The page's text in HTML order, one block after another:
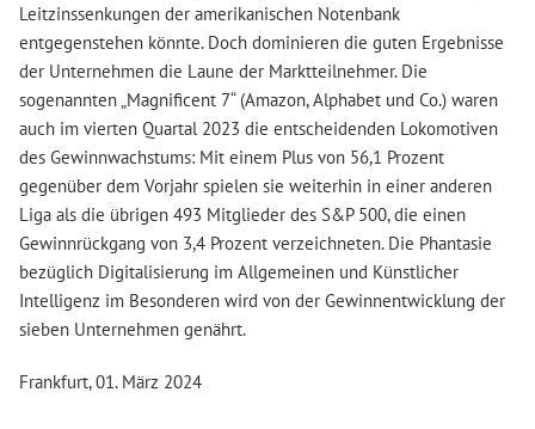
Leitzinssenkungen der amerikanischen Notenbank
entgegenstehen könnte. Doch dominieren die guten Ergebnisse
der Unternehmen die Laune der Marktteilnehmer. Die
sogenannten „Magnificent 7“ (Amazon, Alphabet und Co.) waren
auch im vierten Quartal 2023 die entscheidenden Lokomotiven
des Gewinnwachstums: Mit einem Plus von 56,1 Prozent
gegenüber dem Vorjahr spielen sie weiterhin in einer anderen
Liga als die übrigen 493 Mitglieder des S&P 500, die einen
Gewinnrückgang von 3,4 Prozent verzeichneten. Die Phantasie
bezüglich Digitalisierung im Allgemeinen und Künstlicher
Intelligenz im Besonderen wird von der Gewinnentwicklung der
sieben Unternehmen genährt.
Frankfurt, 01. März 2024